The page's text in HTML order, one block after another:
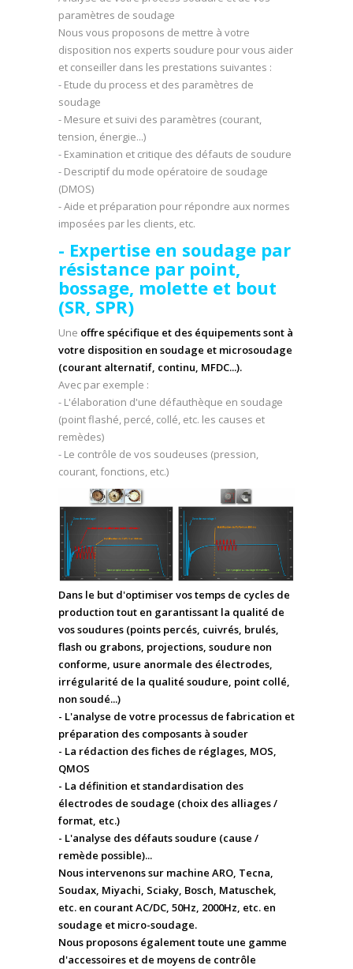
paramètres de soudage
Nous vous proposons de mettre à votre
disposition nos experts soudure pour vous aider
et conseiller dans les prestations suivantes :
- Etude du process et des paramètres de
soudage
- Mesure et suivi des paramètres (courant,
tension, énergie...)
- Examination et critique des défauts de soudure
- Descriptif du mode opératoire de soudage
(DMOS)
- Aide et préparation pour répondre aux normes
imposées par les clients, etc.
- Expertise en soudage par
résistance par point,
bossage, molette et bout
(SR, SPR)
Une offre spécifique et des équipements sont à
votre disposition en soudage et microsoudage
(courant alternatif, continu, MFDC...).
Avec par exemple :
- L'élaboration d'une défauthèque en soudage
(point flashé, percé, collé, etc. les causes et
remèdes)
- Le contrôle de vos soudeuses (pression,
courant, fonctions, etc.)
Dans le but d'optimiser vos temps de cycles de
production tout en garantissant la qualité de
vos soudures (points percés, cuivrés, brulés,
flash ou grabons, projections, soudure non
conforme, usure anormale des électrodes,
irrégularité de la qualité soudure, point collé,
non soudé...)
- L'analyse de votre processus de fabrication et
préparation des composants à souder
- La rédaction des fiches de réglages, MOS,
QMOS
- La définition et standardisation des
électrodes de soudage (choix des alliages /
format, etc.)
- L'analyse des défauts soudure (cause /
remède possible)...
Nous intervenons sur machine ARO, Tecna,
Soudax, Miyachi, Sciaky, Bosch, Matuschek,
etc. en courant AC/DC, 50Hz, 2000Hz, etc. en
soudage et micro-soudage.
Nous proposons également toute une gamme
d'accessoires et de moyens de contrôle